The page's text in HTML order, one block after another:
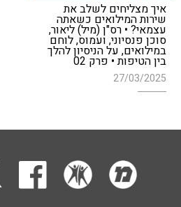
איך מצליחים לשלב את
שירות המילואים כשאתה
עצמאי? • רס"ן (מיל) ליאור,
סוכן פנסיוני, ועמוס, לוחם
במילואים, על הניסיון להלך
בין הטיפות • פרק 02
27/03/2025